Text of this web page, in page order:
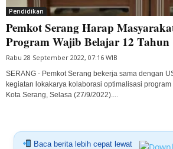
Pendidikan
Pemkot Serang Harap
Program Wajib Belajar 12 Tahun
Rabu 28 September 2022, 07:16 WIB
SERANG - Pemkot Serang bekerja sama dengan
kegiatan lokakarya kolaborasi optimalisasi
Kota Serang, Selasa (27/9/2022)....
Baca berita lebih cepat lewat